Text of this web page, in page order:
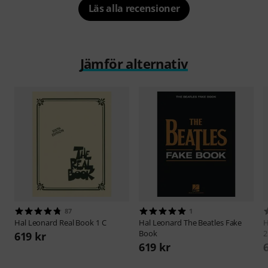
Läs alla recensioner
Jämför alternativ
87
Hal Leonard Real Book 1 C
619 kr
1
Hal Leonard The Beatles Fake
Book
619 kr